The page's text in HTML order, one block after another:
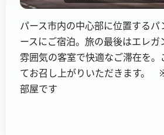
パース市内の中心部に位置する
ースにご宿泊。旅の最後はエレガ
雰囲気の客室で快適なご滞在を
てお召し上がりいただきます。
部屋です